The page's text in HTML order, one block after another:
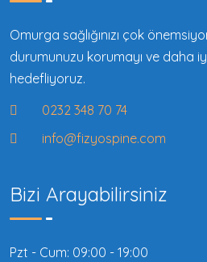
Omurga sağlığınızı çok
durumunuzu korumayı ve daha
hedefliyoruz.
0232 348 70 74
info@fizyospine.com
Bizi Arayabilirsiniz
Pzt - Cum: 09:00 - 19:00